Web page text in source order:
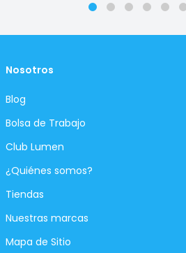
Nosotros
Blog
Bolsa de Trabajo
Club Lumen
¿Quiénes somos?
Tiendas
Nuestras marcas
Mapa de Sitio